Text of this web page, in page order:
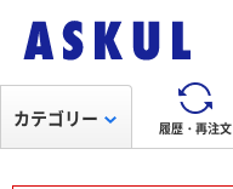
履歴・再注文
カテゴリー